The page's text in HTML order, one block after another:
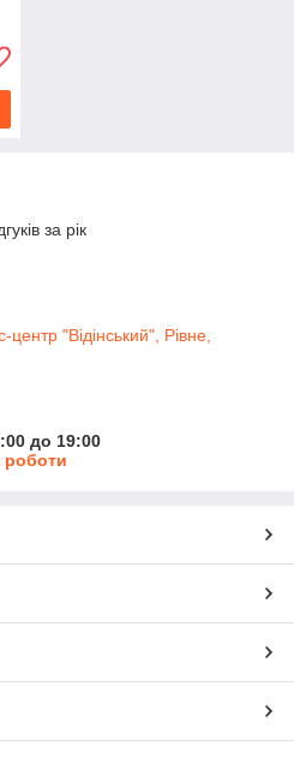
за рік
центр "Відінський", Рівне,
до 19:00
роботи